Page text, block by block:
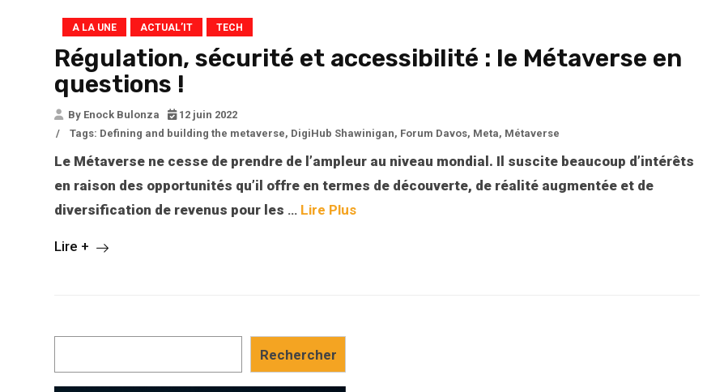
A LA UNE ACTUAL’IT TECH
Régulation, sécurité et accessibilité : le Métaverse en
questions !
By Enock Bulonza
12 juin 2022
/
Tags: Defining and building the metaverse, DigiHub Shawinigan, Forum Davos, Meta, Métaverse
Le Métaverse ne cesse de prendre de l’ampleur au niveau mondial. Il suscite beaucoup d’intérêts
en raison des opportunités qu’il offre en termes de découverte, de réalité augmentée et de
diversification de revenus pour les … Lire Plus
Lire +
Rechercher